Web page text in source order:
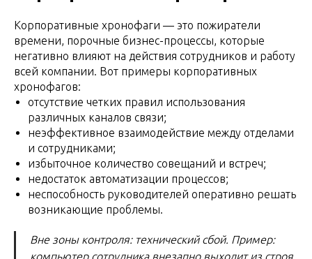
Корпоративные хронофаги — это пожиратели
времени, порочные бизнес-процессы, которые
негативно влияют на действия сотрудников и работу
всей компании. Вот примеры корпоративных
хронофагов:
отсутствие четких правил использования
различных каналов связи;
неэффективное взаимодействие между отделами
и сотрудниками;
избыточное количество совещаний и встреч;
недостаток автоматизации процессов;
неспособность руководителей оперативно решать
возникающие проблемы.
Вне зоны контроля: технический сбой. Пример:
компьютер сотрудника внезапно выходит из строя,